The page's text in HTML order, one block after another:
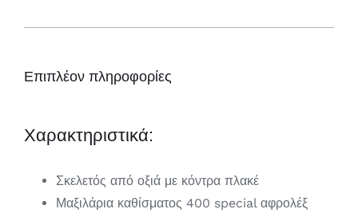
Επιπλέον πληροφορίες
Χαρακτηριστικά:
Σκελετός από οξιά με κόντρα πλακέ
Μαξιλάρια καθίσματος 400 special αφρολέξ